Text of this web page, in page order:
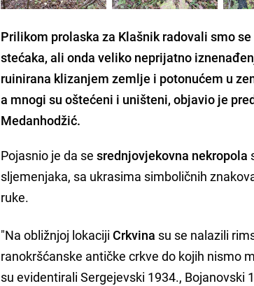
Prilikom prolaska za Klašnik radovali smo
stećaka, ali onda veliko neprijatno
ruinirana klizanjem zemlje i potonućem u
a mnogi su oštećeni i uništeni, objavio je
Medanhodžić.
Pojasnio je da se srednjovjekovna nekropola
sljemenjaka, sa ukrasima simboličnih
ruke.
"Na obližnjoj lokacijiCrkvina su se nalazili
ranokršćanske antičke crkve do kojih nismo
su evidentirali Sergejevski 1934., Bojanovski